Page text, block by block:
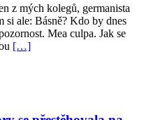
z mých kolegů, germanista
si ale: Básně? Kdo by dnes
Mea culpa. Jak se
[…]